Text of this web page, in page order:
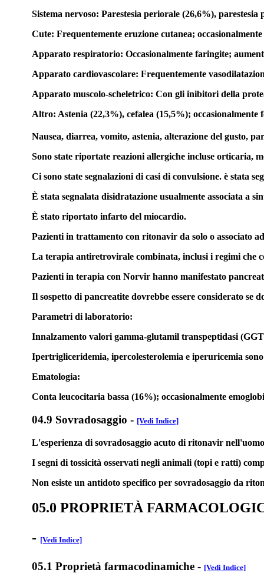
Sistema nervoso: Parestesia periorale (26,6%),
Cute: Frequentemente eruzione cutanea;
Apparato respiratorio: Occasionalmente faringite;
Apparato cardiovascolare: Frequentemente
Apparato muscolo-scheletrico: Con gli inibitori della
Altro: Astenia (22,3%), cefalea (15,5%);
Nausea, diarrea, vomito, astenia, alterazione del gusto,
Sono state riportate reazioni allergiche incluse orticaria,
Ci sono state segnalazioni di casi di convulsione. è stata
È stata segnalata disidratazione usualmente associata a
È stato riportato infarto del miocardio.
Pazienti in trattamento con ritonavir da solo o associato
La terapia antiretrovirale combinata, inclusi i regimi che
Pazienti in terapia con Norvir hanno manifestato
Il sospetto di pancreatite dovrebbe essere considerato se
Parametri di laboratorio:
Innalzamento valori gamma-glutamil transpeptidasi
Ipertrigliceridemia, ipercolesterolemia e iperuricemia
Ematologia:
Conta leucocitaria bassa (16%); occasionalmente
04.9 Sovradosaggio - [Vedi Indice]
L'esperienza di sovradosaggio acuto di ritonavir
I segni di tossicità osservati negli animali (topi e ratti)
Non esiste un antidoto specifico per sovradosaggio da
05.0 PROPRIETÀ
- [Vedi Indice]
05.1 Proprietà farmacodinamiche - [Vedi Indice]